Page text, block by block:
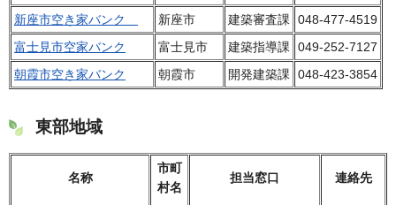
新座市空き家バンク
新座市 建築審査課
048-477-4519
富士見市空家バンク
富士見市 建築指導課
049-252-7127
朝霞市空き家バンク
朝霞市 開発建築課 048-423-3854
東部地域
名称
市町
村名
担当窓口 連絡先